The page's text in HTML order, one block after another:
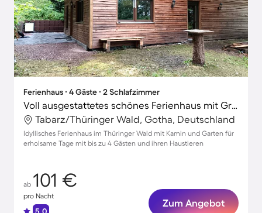
Ferienhaus ∙ 4 Gäste ∙ 2 Schlafzimmer
Voll ausgestattetes schönes Ferienhaus mit Grill, Garten und Terrasse | Haustierfreundlich
Tabarz/Thüringer Wald, Gotha, Deutschland
Idyllisches Ferienhaus im Thüringer Wald mit Kamin und Garten für
erholsame Tage mit bis zu 4 Gästen und ihren Haustieren
ab 101 €
pro Nacht
Zum Angebot